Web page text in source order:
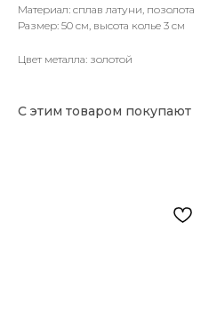
Материал: сплав латуни, позолота
Размер: 50 см, высота колье 3 см
Цвет металла: золотой
С этим товаром покупают